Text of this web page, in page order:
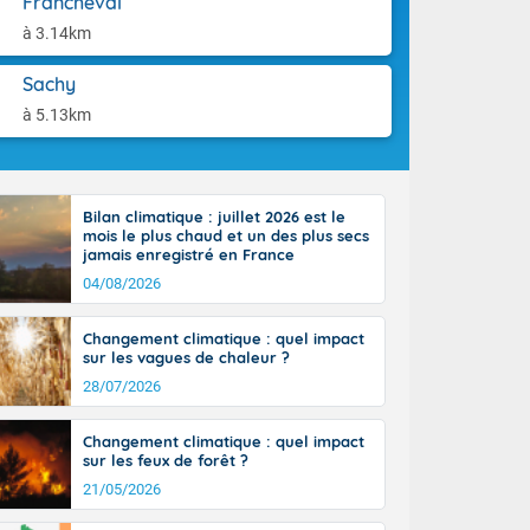
à 3.14km
Sachy
à 5.13km
l'après-
14
il fait
30 à 35
Bilan climatique : juillet 2026 est le
mois le plus chaud et un des plus secs
jamais enregistré en France
04/08/2026
Changement climatique : quel impact
sur les vagues de chaleur ?
28/07/2026
Changement climatique : quel impact
sur les feux de forêt ?
21/05/2026